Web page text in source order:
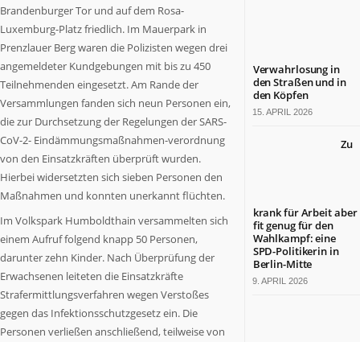
Brandenburger Tor und auf dem Rosa-
Luxemburg-Platz friedlich. Im Mauerpark in
Prenzlauer Berg waren die Polizisten wegen drei
angemeldeter Kundgebungen mit bis zu 450
Teilnehmenden eingesetzt. Am Rande der
Versammlungen fanden sich neun Personen ein,
die zur Durchsetzung der Regelungen derSARS-
CoV-2- Eindämmungsmaßnahmen-verordnung
von den Einsatzkräften überprüft wurden.
Hierbei widersetzten sich sieben Personen den
Maßnahmen und konnten unerkannt flüchten.
Im Volkspark Humboldthain versammelten sich
einem Aufruf folgend knapp 50 Personen,
darunter zehn Kinder. Nach Überprüfung der
Erwachsenen leiteten die Einsatzkräfte
Strafermittlungsverfahren wegen Verstoßes
gegen das Infektionsschutzgesetz ein. Die
Personen verließen anschließend, teilweise von
Verwahrlosung in
den Straßen und in
den Köpfen
15. APRIL 2026
Zu
krank für Arbeit aber
fit genug für den
Wahlkampf: eine
SPD-Politikerin in
Berlin-Mitte
9. APRIL 2026
Tradition
und
Fortschritt,
hier
eine
nahezu
einzigartige